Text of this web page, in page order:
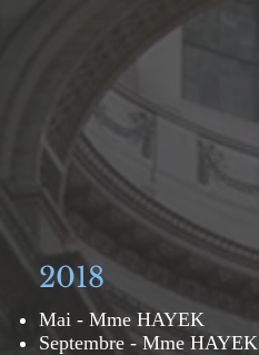
2018
Mai - Mme HAYEK
Septembre - Mme HAYEK